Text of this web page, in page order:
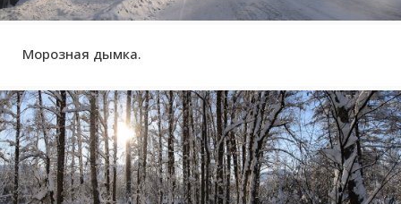
Морозная дымка.